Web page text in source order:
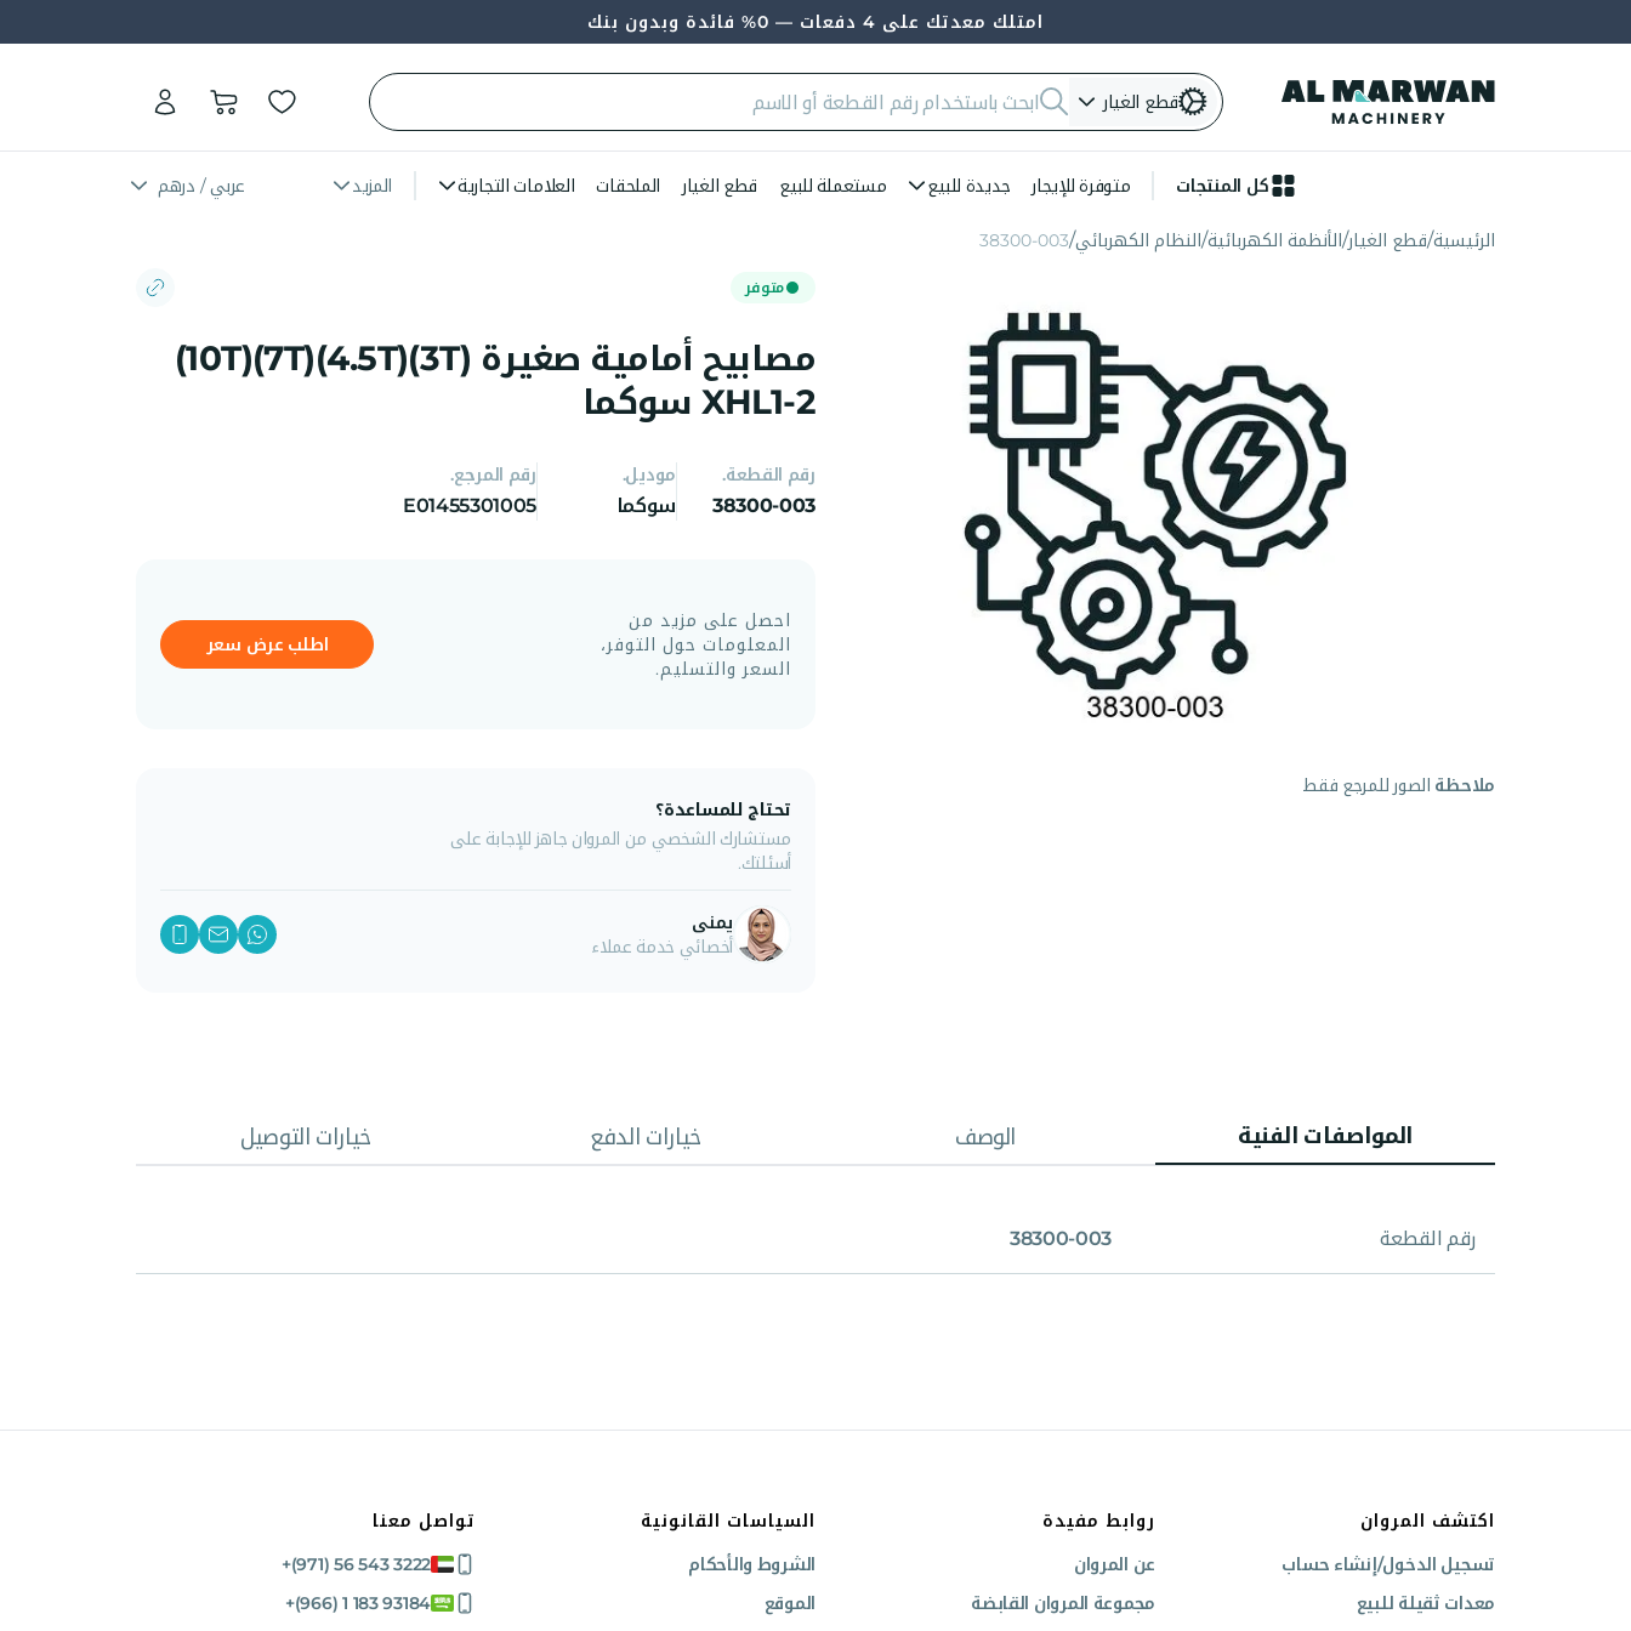
امتلك معدتك على 4 دفعات — 0% فائدة وبدون بنك
قطع الغيار
كل المنتجات متوفرة للإيجار جديدة للبيع مستعملة للبيع قطع الغيار الملحقات العلامات التجارية المزيد عربي / درهم
الرئيسية قطع الغيار الأنظمة الكهربائية النظام الكهربائي 38300-003
ملاحظة الصور للمرجع فقط
متوفر
مصابيح أمامية صغيرة (3T)(4.5T)(7T)(10T)
XHL1-2 سوكما
رقم القطعة.
38300-003
موديل.
سوكما
رقم المرجع.
E01455301005
احصل على مزيد من
المعلومات حول التوفر،
السعر والتسليم.
اطلب عرض سعر
تحتاج للمساعدة؟
مستشارك الشخصي من المروان جاهز للإجابة على
أسئلتك.
يمنى
أخصائي خدمة عملاء
المواصفات الفنية الوصف خيارات الدفع خيارات التوصيل
رقم القطعة 38300-003
اكتشف المروان
تسجيل الدخول/إنشاء حساب
معدات ثقيلة للبيع
روابط مفيدة
عن المروان
مجموعة المروان القابضة
السياسات القانونية
الشروط والأحكام
الموقع
تواصل معنا
+(971) 56 543 3222
+(966) 1 183 93184